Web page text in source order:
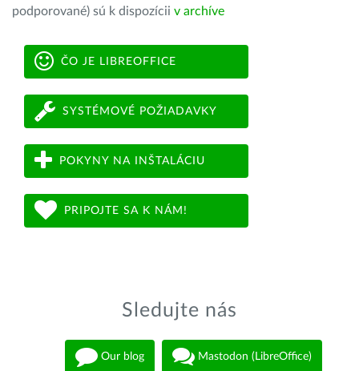
podporované) sú k dispozícii v archíve
ČO JE LIBREOFFICE
SYSTÉMOVÉ POŽIADAVKY
POKYNY NA INŠTALÁCIU
PRIPOJTE SA K NÁM!
Sledujte nás
Our blog Mastodon (LibreOffice)